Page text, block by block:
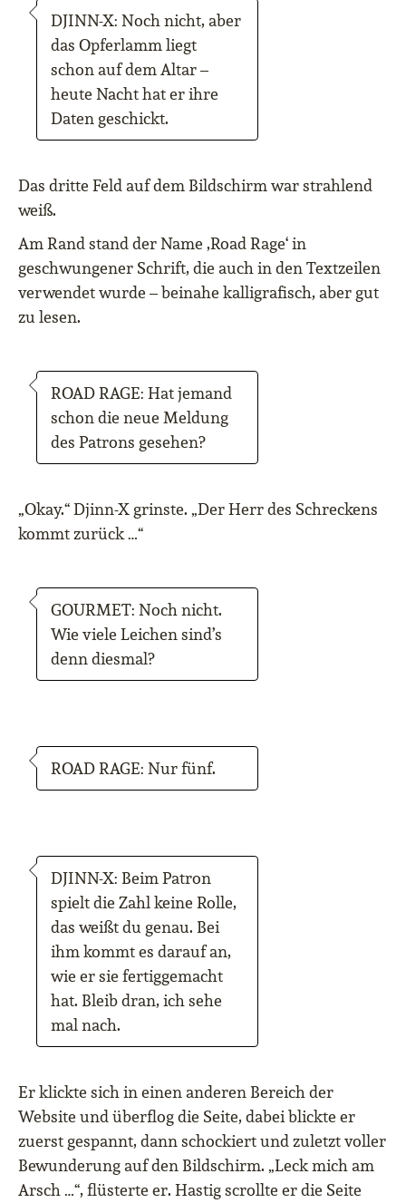
DJINN-X: Noch nicht, aber
das Opferlamm liegt
schon auf dem Altar –
heute Nacht hat er ihre
Daten geschickt.
Das dritte Feld auf dem Bildschirm war strahlend
weiß.
Am Rand stand der Name ‚Road Rage‘ in
geschwungener Schrift, die auch in den Textzeilen
verwendet wurde – beinahe kalligrafisch, aber gut
zu lesen.
ROAD RAGE: Hat jemand
schon die neue Meldung
des Patrons gesehen?
„Okay.“ Djinn-X grinste. „Der Herr des Schreckens
kommt zurück …“
GOURMET: Noch nicht.
Wie viele Leichen sind’s
denn diesmal?
ROAD RAGE: Nur fünf.
DJINN-X: Beim Patron
spielt die Zahl keine Rolle,
das weißt du genau. Bei
ihm kommt es darauf an,
wie er sie fertiggemacht
hat. Bleib dran, ich sehe
mal nach.
Er klickte sich in einen anderen Bereich der
Website und überflog die Seite, dabei blickte er
zuerst gespannt, dann schockiert und zuletzt voller
Bewunderung auf den Bildschirm. „Leck mich am
Arsch …“, flüsterte er. Hastig scrollte er die Seite